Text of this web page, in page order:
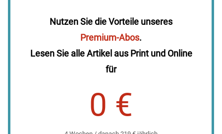
Nutzen Sie die Vorteile unseres
Premium-Abos.
Lesen Sie alle Artikel aus Print und Online
für
0 €